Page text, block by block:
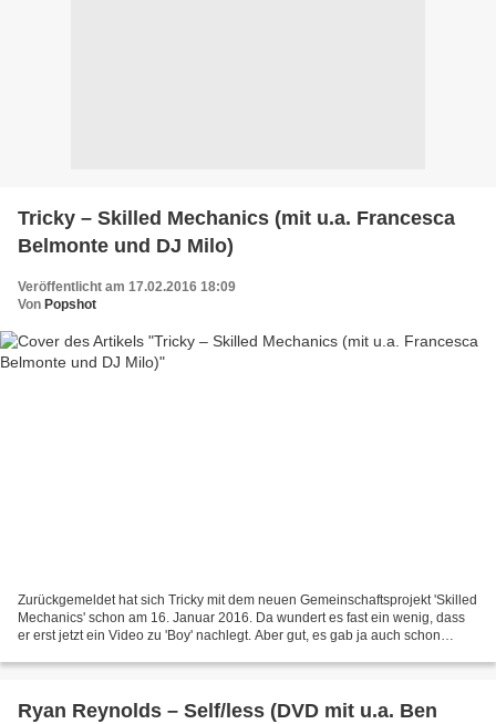
Tricky – Skilled Mechanics (mit u.a. Francesca
Belmonte und DJ Milo)
Veröffentlicht am 17.02.2016 18:09
Von Popshot
Zurückgemeldet hat sich Tricky mit dem neuen Gemeinschaftsprojekt 'Skilled
Mechanics' schon am 16. Januar 2016. Da wundert es fast ein wenig, dass
er erst jetzt ein Video zu 'Boy' nachlegt. Aber gut, es gab ja auch schon
Ryan Reynolds – Self/less (DVD mit u.a. Ben